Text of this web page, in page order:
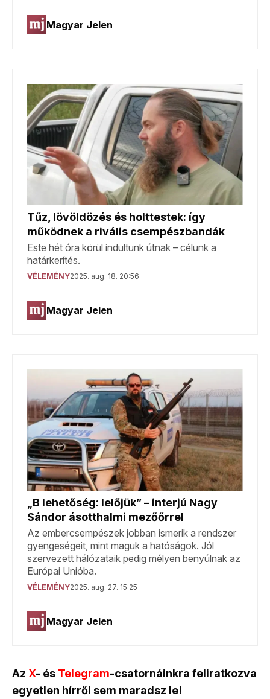
Az X- és Telegram-csatornáinkra feliratkozva
egyetlen hírről sem maradsz le!